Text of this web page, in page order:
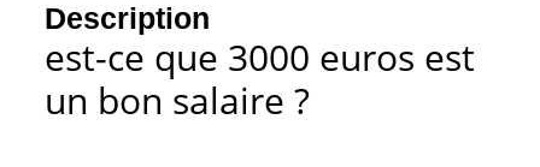
Description
est-ce que 3000 euros est
un bon salaire ?